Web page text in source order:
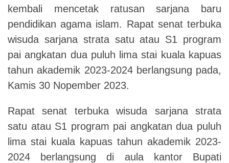
kembali mencetak ratusan sarjana baru
pendidikan agama islam. Rapat senat terbuka
wisuda sarjana strata satu atau S1 program
pai angkatan dua puluh lima stai kuala kapuas
tahun akademik 2023-2024 berlangsung pada,
Kamis 30 Nopember 2023.
Rapat senat terbuka wisuda sarjana strata
satu atau S1 program pai angkatan dua puluh
lima stai kuala kapuas tahun akademik 2023-
2024 berlangsung di aula kantor Bupati